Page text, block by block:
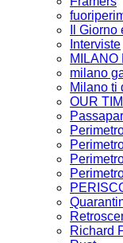
Il
Interviste
MILANO
milano
Milano ti
OUR
Richard